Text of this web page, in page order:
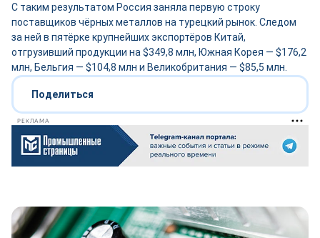
С таким результатом Россия заняла первую строку
поставщиков чёрных металлов на турецкий рынок. Следом
за ней в пятёрке крупнейших экспортёров Китай,
отгрузивший продукции на $349,8 млн, Южная Корея — $176,2
млн, Бельгия — $104,8 млн и Великобритания — $85,5 млн.
Поделиться
РЕКЛАМА